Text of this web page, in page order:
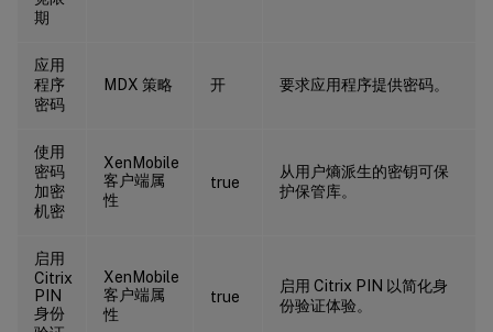
期
应用
程序
密码
MDX 策略 开 要求应用程序提供密码。
使用
密码
加密
机密
XenMobile
客户端属
性
true
从用户熵派生的密钥可保
护保管库。
启用
Citrix
PIN
身份
XenMobile
客户端属
性
true
启用 Citrix PIN 以简化身
份验证体验。